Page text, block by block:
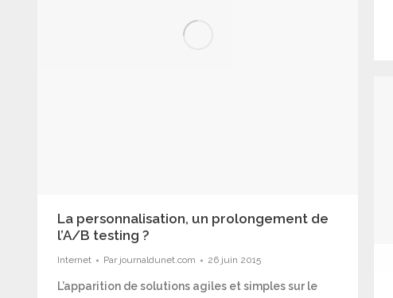
La personnalisation, un prolongement de
l’A/B testing ?
Internet Par journaldunet.com 26 juin 2015
L’apparition de solutions agiles et simples sur le